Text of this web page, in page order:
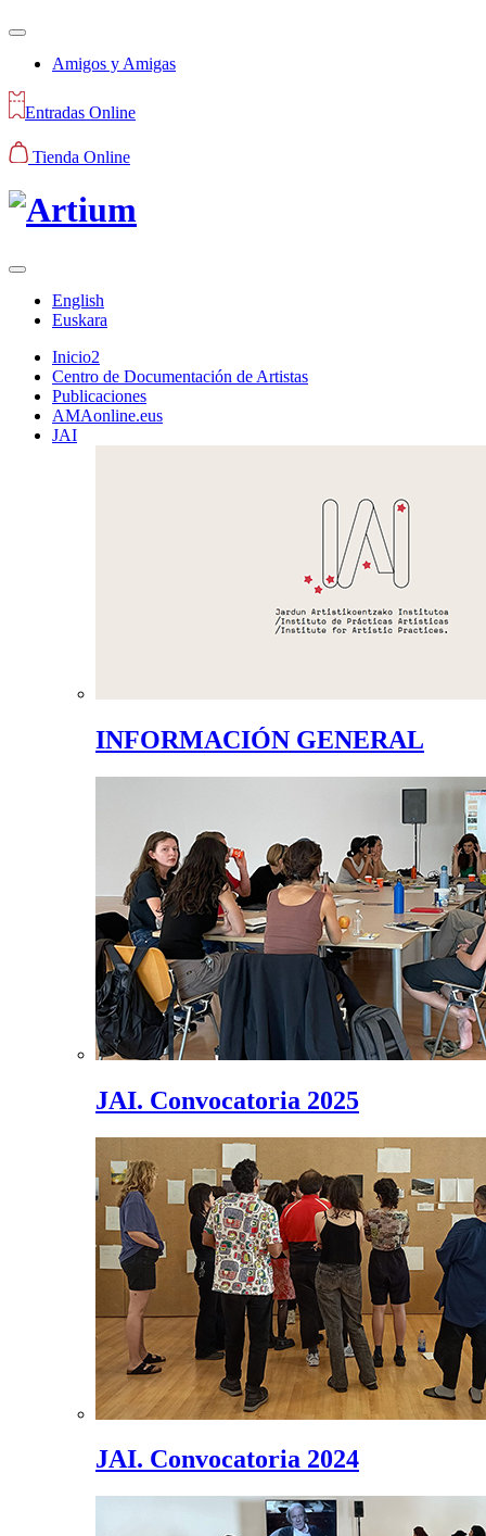
Amigos y Amigas
Entradas Online
Tienda Online
English
Euskara
Inicio2
Centro de Documentación de Artistas
Publicaciones
AMAonline.eus
JAI
INFORMACIÓN GENERAL
JAI. Convocatoria 2025
JAI. Convocatoria 2024